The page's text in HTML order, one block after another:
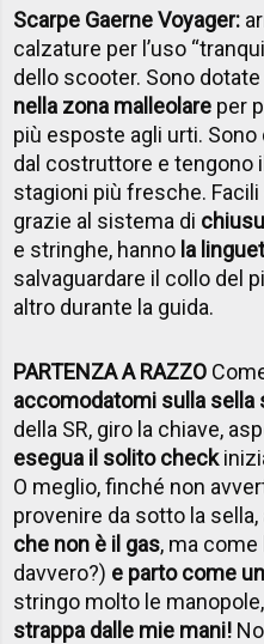
Scarpe Gaerne Voyager:
calzature per l’uso
dello scooter. Sono dotate
nella zona malleolare per
più esposte agli urti. Sono
dal costruttore e tengono
stagioni più fresche.
grazie al sistema di
e stringhe, hanno la
salvaguardare il collo del
altro durante la guida.
PARTENZA A RAZZO
accomodatomi sulla
della SR, giro la chiave,
esegua il solito check
O meglio, finché non
provenire da sotto la
che non è il gas, ma
davvero?) e parto come
stringo molto le
strappa dalle mie mani!